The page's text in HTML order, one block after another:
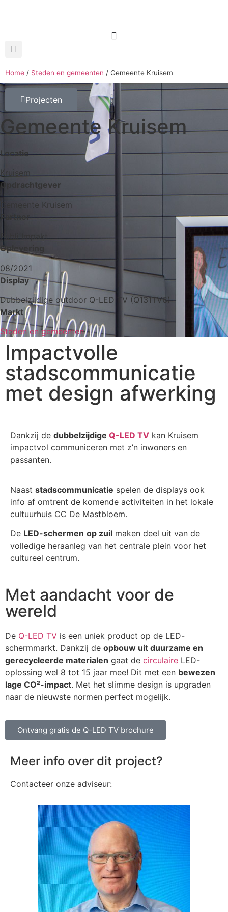
Home / Steden en gemeenten / Gemeente Kruisem
Projecten
Gemeente Kruisem
Locatie
Kruisem
Opdrachtgever
Gemeente Kruisem
Partner
Publi Impakt
Oplevering
08/2021
Display
Dubbelzijdige outdoor Q-LED TV (Q131TV6)
Markt
Steden en gemeenten
Impactvolle
stadscommunicatie
met design afwerking
Dankzij de dubbelzijdige Q-LED TV kan Kruisem
impactvol communiceren met z’n inwoners en
passanten.
Naast stadscommunicatie spelen de displays ook
info af omtrent de komende activiteiten in het lokale
cultuurhuis CC De Mastbloem.
De LED-schermen op zuil maken deel uit van de
volledige heraanleg van het centrale plein voor het
cultureel centrum.
Met aandacht voor de
wereld
De Q-LED TV is een uniek product op de LED-
schermmarkt. Dankzij de opbouw uit duurzame en
gerecycleerde materialen gaat de circulaire LED-
oplossing wel 8 tot 15 jaar mee! Dit met een bewezen
lage CO²-impact. Met het slimme design is upgraden
naar de nieuwste normen perfect mogelijk.
Ontvang gratis de Q-LED TV brochure
Meer info over dit project?
Contacteer onze adviseur: